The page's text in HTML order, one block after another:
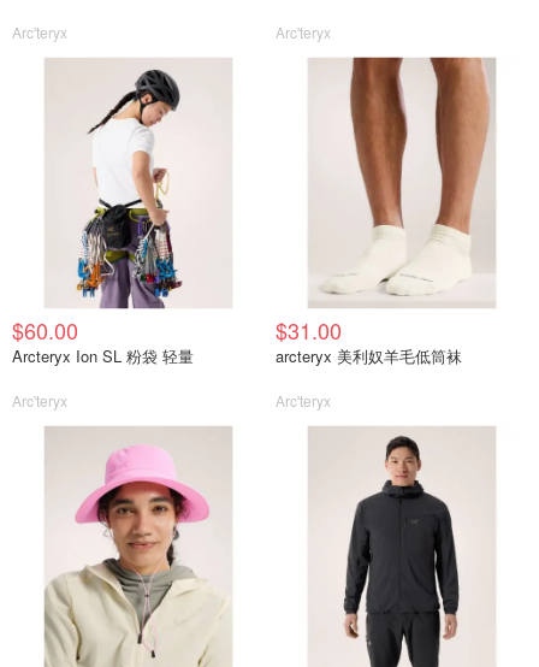
Arc'teryx Arc'teryx
$60.00
Arcteryx Ion SL 粉袋 轻量
Arc'teryx
$31.00
arcteryx 美利奴羊毛低筒袜
Arc'teryx